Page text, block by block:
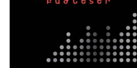
մանրամասներին ու թիմերին
ընկերության զարգացման
խնդիրը։ Լուծումներ
ունենալու են ընդամենը 72 ժամ։
մաղթելով մրցույթի
Telecom Armenia-ի գլխավոր